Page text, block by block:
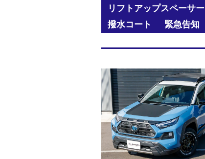
リフトアップスペーサー
撥水コート
緊急告知